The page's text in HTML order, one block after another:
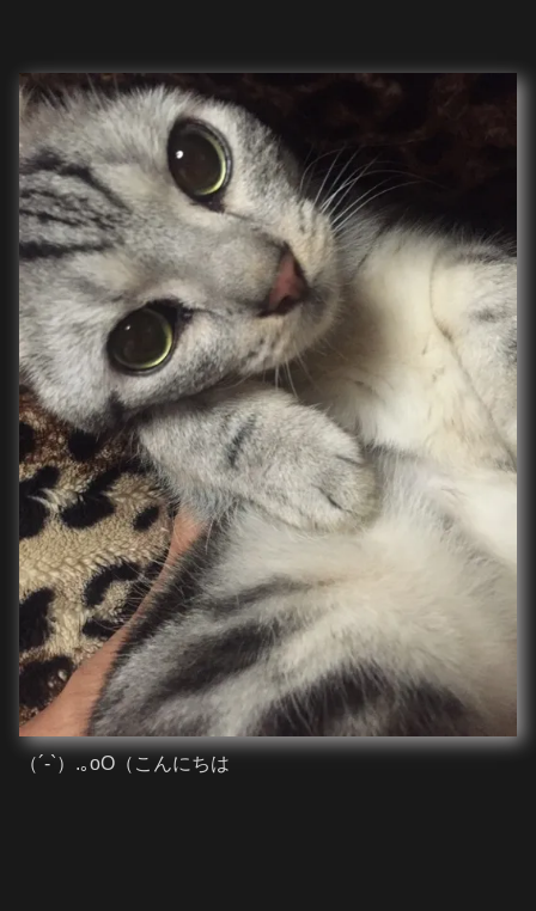
（´-`）.｡oO（こんにちは